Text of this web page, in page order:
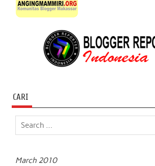
CARI
March 2010